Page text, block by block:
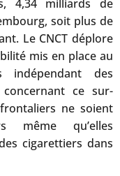
4,34 milliards de
soit plus de
Le CNCT déplore
mis en place au
des
ce sur-
ne soient
même qu’elles
cigarettiers dans